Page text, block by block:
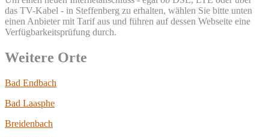
das TV-Kabel - in Steffenberg zu erhalten, wählen Sie bitte unten
einen Anbieter mit Tarif aus und führen auf dessen Webseite eine
Verfügbarkeitsprüfung durch.
Weitere Orte
Bad Endbach
Bad Laasphe
Breidenbach